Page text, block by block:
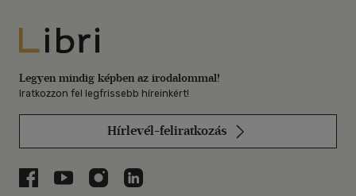
Libri
Legyen mindig képben az irodalommal!
Iratkozzon fel legfrissebb híreinkért!
Hírlevél-feliratkozás
Libri a Facebookon
Libri a Youtube-on
Libri az Instagramon
Libri a LinkedInen